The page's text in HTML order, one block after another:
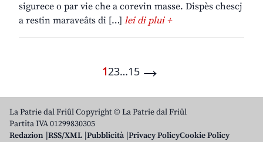
sigurece o par vie che a corevin masse. Dispès chescj
a restin maraveâts di […] lei di plui +
123…15 →
La Patrie dal Friûl Copyright © La Patrie dal Friûl
Partita IVA 01299830305
Redazion RSS/XML Pubblicità Privacy PolicyCookie Policy